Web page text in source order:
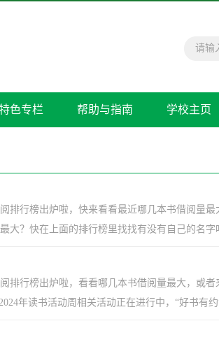
色专栏 帮助与指南 学校主页
排行榜出炉啦，快来看看最近哪几本书借阅量最
大？快在上面的排行榜里找找有没有自己的名字
排行榜出炉啦，看看哪几本书借阅量最大，或
年读书活动周相关活动正在进行中，“好书有